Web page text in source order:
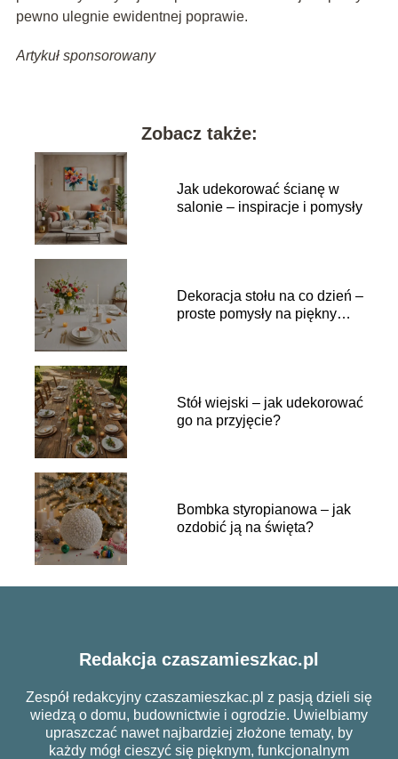
pewno ulegnie ewidentnej poprawie.
Artykuł sponsorowany
Zobacz także:
Jak udekorować ścianę w
salonie – inspiracje i pomysły
Dekoracja stołu na co dzień –
proste pomysły na piękny
Stół wiejski – jak udekorować
go na przyjęcie?
Bombka styropianowa – jak
ozdobić ją na święta?
Redakcja czaszamieszkac.pl
Zespół redakcyjny czaszamieszkac.pl z pasją dzieli się
wiedzą o domu, budownictwie i ogrodzie. Uwielbiamy
upraszczać nawet najbardziej złożone tematy, by
każdy mógł cieszyć się pięknym, funkcjonalnym